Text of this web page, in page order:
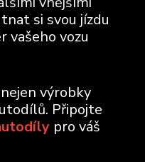
si svou jízdu
vašeho vozu
výrobky
Připojte
pro váš